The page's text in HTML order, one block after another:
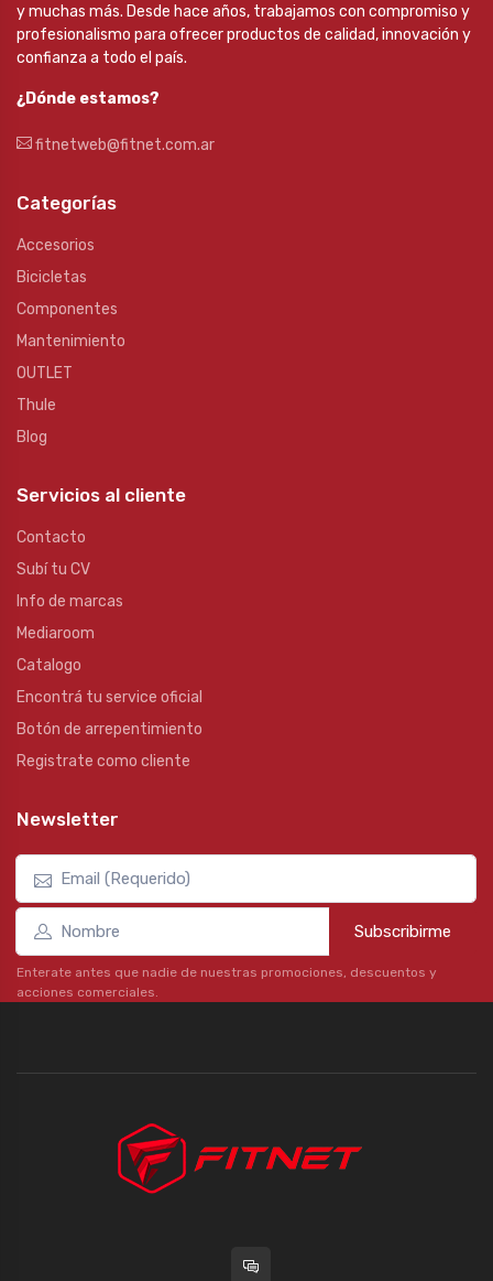
y muchas más. Desde hace años, trabajamos con compromiso y
profesionalismo para ofrecer productos de calidad, innovación y
confianza a todo el país.
¿Dónde estamos?
fitnetweb@fitnet.com.ar
Categorías
Accesorios
Bicicletas
Componentes
Mantenimiento
OUTLET
Thule
Blog
Servicios al cliente
Contacto
Subí tu CV
Info de marcas
Mediaroom
Catalogo
Encontrá tu service oficial
Botón de arrepentimiento
Registrate como cliente
Newsletter
Subscribirme
Enterate antes que nadie de nuestras promociones, descuentos y
acciones comerciales.